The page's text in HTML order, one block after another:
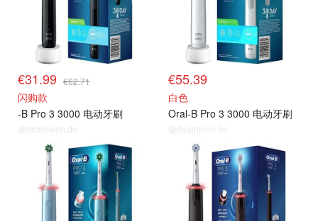
€31.99 €62.71
闪购款
-B Pro 3 3000 电动牙刷
@dealmoon.de
€55.39
白色
Oral-B Pro 3 3000 电动牙刷
@dealmoon.de